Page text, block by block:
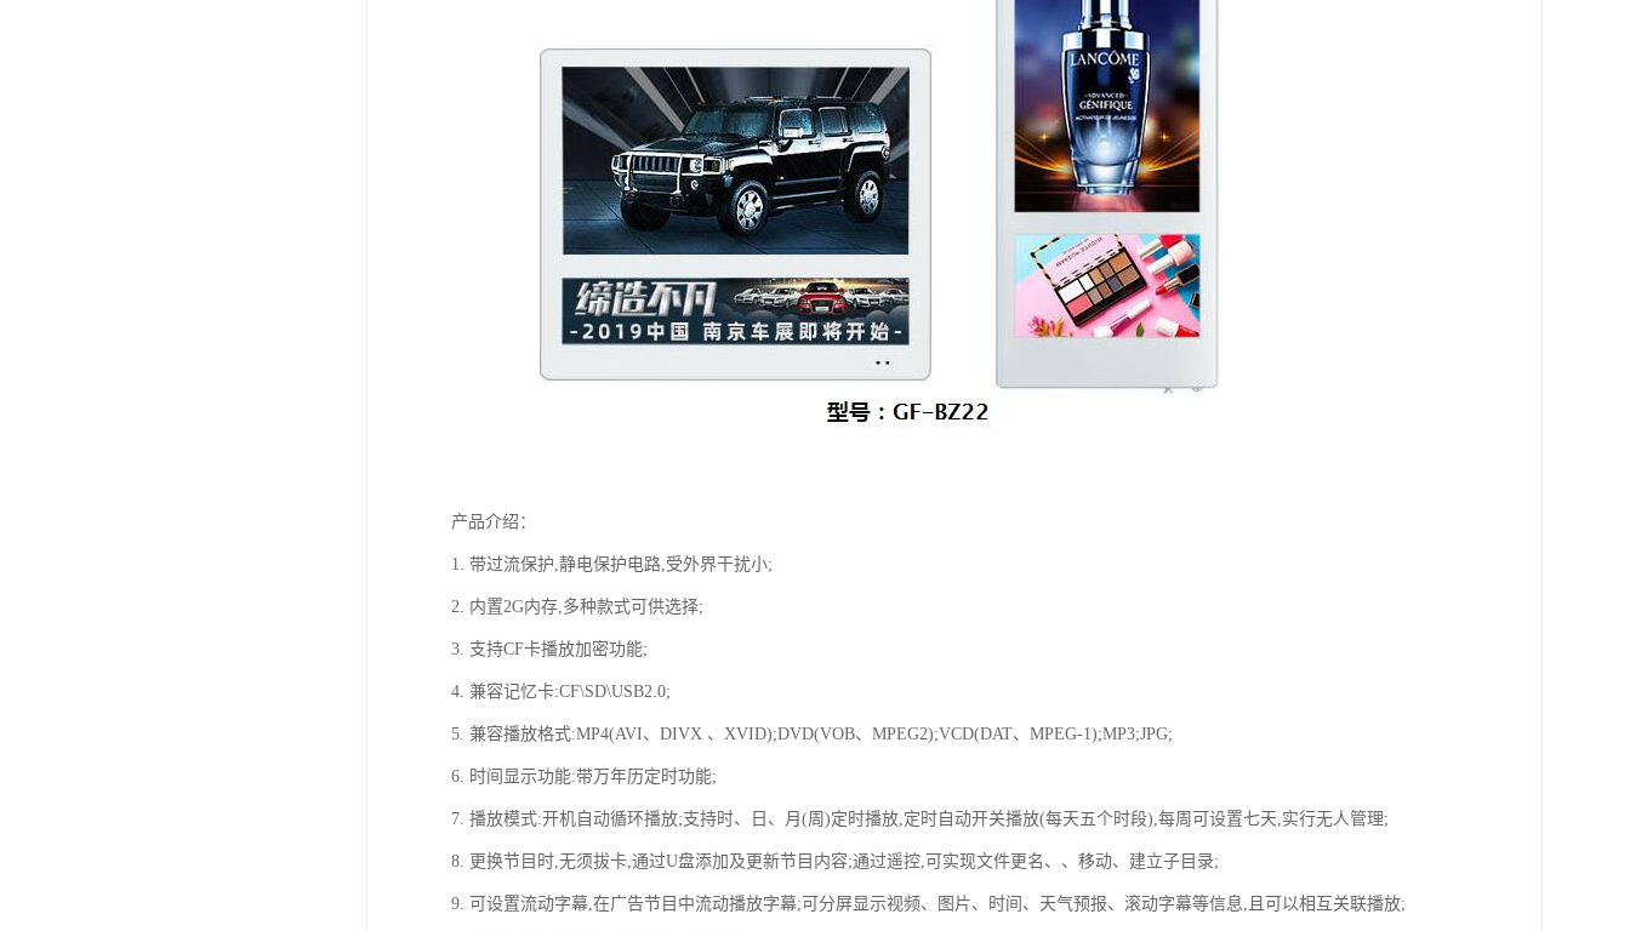
产品介绍：
1. 带过流保护,静电保护电路,受外界干扰小;
2. 内置2G内存,多种款式可供选择;
3. 支持CF卡播放加密功能;
4. 兼容记忆卡:CF\SD\USB2.0;
5. 兼容播放格式:MP4(AVI、DIVX 、XVID);DVD(VOB、MPEG2);VCD(DAT、MPEG-1);MP3;JPG;
6. 时间显示功能:带万年历定时功能;
7. 播放模式:开机自动循环播放;支持时、日、月(周)定时播放,定时自动开关播放(每天五个时段),每周可设置七天,实行无人管理;
8. 更换节目时,无须拔卡,通过U盘添加及更新节目内容;通过遥控,可实现文件更名、、移动、建立子目录;
9. 可设置流动字幕,在广告节目中流动播放字幕;可分屏显示视频、图片、时间、天气预报、滚动字幕等信息,且可以相互关联播放;